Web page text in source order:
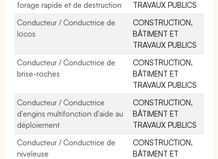
forage rapide et de destruction
TRAVAUX PUBLICS
Conducteur / Conductrice de
locos
CONSTRUCTION,
BÂTIMENT ET
TRAVAUX PUBLICS
Conducteur / Conductrice de
brise-roches
CONSTRUCTION,
BÂTIMENT ET
TRAVAUX PUBLICS
Conducteur / Conductrice
d'engins multifonction d'aide au
déploiement
CONSTRUCTION,
BÂTIMENT ET
TRAVAUX PUBLICS
Conducteur / Conductrice de
niveleuse
CONSTRUCTION,
BÂTIMENT ET